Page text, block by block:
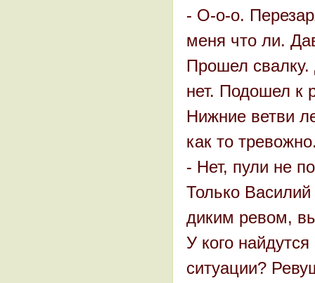
- О-о-о.
меня что ли.
Прошел
нет. Подошел к
Нижние ветви
как то
- Нет, пули не
Только
диким ревом,
У кого
ситуации?